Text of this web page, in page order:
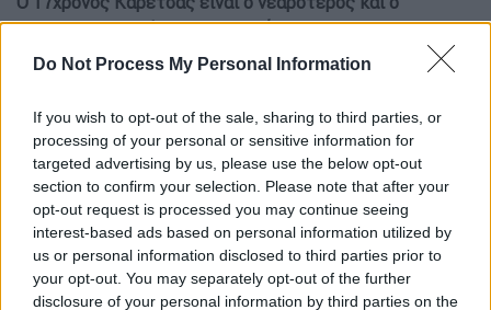
Do Not Process My Personal Information
If you wish to opt-out of the sale, sharing to third parties, or
processing of your personal or sensitive information for
targeted advertising by us, please use the below opt-out
section to confirm your selection. Please note that after your
opt-out request is processed you may continue seeing
interest-based ads based on personal information utilized by
us or personal information disclosed to third parties prior to
your opt-out. You may separately opt-out of the further
disclosure of your personal information by third parties on the
29χρονος Γιαννούλης ο... γηραιότερος
🕛 χρόνος ανάγνωσης: 1 λεπτό ┋